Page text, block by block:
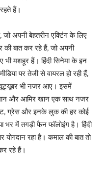
हैं।
अपनी बेहतरीन एक्टिंग के लिए
की बात कर रहे हैं, जो अपनी
मशहूर हैं। हिंदी सिनेमा के इन
पर तेजी से वायरल हो रही हैं,
भी नजर आए। इसमें
और आमिर खान एक साथ नजर
ग्रेस और इनके लुक की हर कोई
भर में तगड़ी फैन फॉलोइंग है। हिंदी
योगदान रहा है। कमाल की बात तो
रहे हैं।